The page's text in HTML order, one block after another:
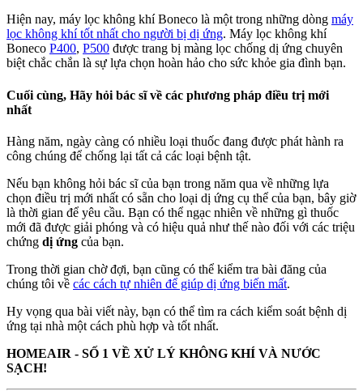
Hiện nay, máy lọc không khí Boneco là một trong những dòng máy
lọc không khí tốt nhất cho người bị dị ứng. Máy lọc không khí
Boneco P400, P500 được trang bị màng lọc chống dị ứng chuyên
biệt chắc chắn là sự lựa chọn hoàn hảo cho sức khỏe gia đình bạn.
Cuối cùng, Hãy hỏi bác sĩ về các phương pháp điều trị mới
nhất
Hàng năm, ngày càng có nhiều loại thuốc đang được phát hành ra
công chúng để chống lại tất cả các loại bệnh tật.
Nếu bạn không hỏi bác sĩ của bạn trong năm qua về những lựa
chọn điều trị mới nhất có sẵn cho loại dị ứng cụ thể của bạn, bây giờ
là thời gian để yêu cầu. Bạn có thể ngạc nhiên về những gì thuốc
mới đã được giải phóng và có hiệu quả như thế nào đối với các triệu
chứng dị ứng của bạn.
Trong thời gian chờ đợi, bạn cũng có thể kiểm tra bài đăng của
chúng tôi về các cách tự nhiên để giúp dị ứng biến mất.
Hy vọng qua bài viết này, bạn có thể tìm ra cách kiểm soát bệnh dị
ứng tại nhà một cách phù hợp và tốt nhất.
HOMEAIR - SỐ 1 VỀ XỬ LÝ KHÔNG KHÍ VÀ NƯỚC
SẠCH!